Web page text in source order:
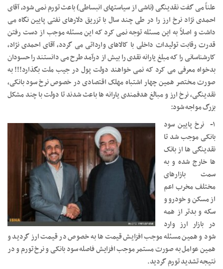
علناً می گفت نقدینگی (ناشی از سیاستهای انبساطی) باعث تورم نمی شود، آقای
احمدی نژاد نرخ ارز را در طی چند سال با تزریق دلارهای نفتی پایین نگاه می
داشت و اصلاً به این مسئله توجه نمی کرد که این مسئله موجب از دست رفتن
قدرت رقابت تولیدات داخلی با کالاهای وارداتی می گردد، آقای احمدی نژاد،
کارشناسانی را که مبلغ یارانه نقدی را بیش از درآمد طرح می دانستند را حسودان
بدخواه معرفی می کرد که نمی خواهند دولت پول در جیب ملت بگذارد!!! به
صورت مختصر همین چهار اشتباه مهلک اقتصادی در خصوص نرخ سود بانکی،
نقدینگی، نرخ ارز و مبالغ هدفمندی یارانه ها باعث شدند تا دولت با چند مشکل
بزرگ مواجه شود:
۱- نرخ پایین سود
بانکی موجب شد تا
نقدینگی ها از بانک
ها خارج شده و به
سمت بازارهای
مختلف مخرب اعم
از مسکن و خودرو و
سکه و بدتر از همه
در بازار ارز وارد
شود و همین مسئله موجب افزایش قیمت ها به خصوص در قیمت ارز گردید و
همین عوامل به صورت مستمر موجب افزایش فاصله سود بانکی و نرخ تورم و در
نتیجه تشدید تورم گردید.